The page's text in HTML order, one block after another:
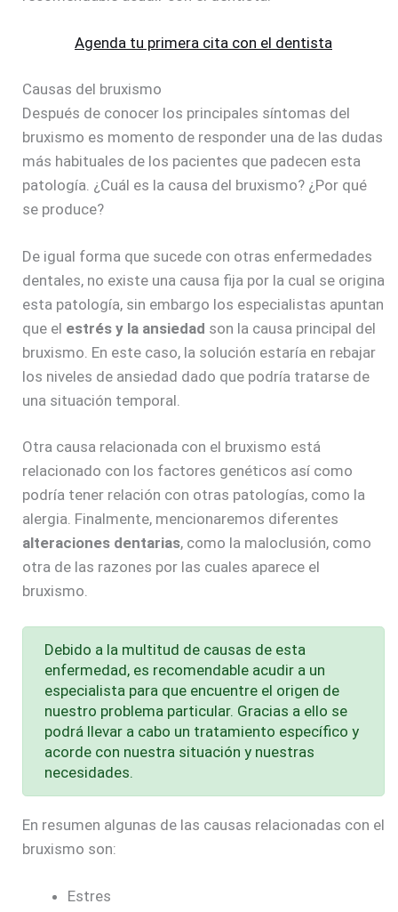
Agenda tu primera cita con el dentista
Causas del bruxismo
Después de conocer los principales síntomas del
bruxismo es momento de responder una de las dudas
más habituales de los pacientes que padecen esta
patología. ¿Cuál es la causa del bruxismo? ¿Por qué
se produce?
De igual forma que sucede con otras enfermedades
dentales, no existe una causa fija por la cual se origina
esta patología, sin embargo los especialistas apuntan
que el estrés y la ansiedad son la causa principal del
bruxismo. En este caso, la solución estaría en rebajar
los niveles de ansiedad dado que podría tratarse de
una situación temporal.
Otra causa relacionada con el bruxismo está
relacionado con los factores genéticos así como
podría tener relación con otras patologías, como la
alergia. Finalmente, mencionaremos diferentes
alteraciones dentarias, como la maloclusión, como
otra de las razones por las cuales aparece el
bruxismo.
Debido a la multitud de causas de esta
enfermedad, es recomendable acudir a un
especialista para que encuentre el origen de
nuestro problema particular. Gracias a ello se
podrá llevar a cabo un tratamiento específico y
acorde con nuestra situación y nuestras
necesidades.
En resumen algunas de las causas relacionadas con el
bruxismo son:
Estres